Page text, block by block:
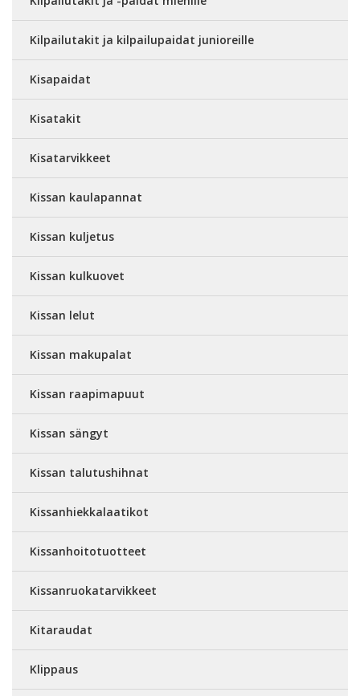
Kilpailutakit ja kilpailupaidat junioreille
Kisapaidat
Kisatakit
Kisatarvikkeet
Kissan kaulapannat
Kissan kuljetus
Kissan kulkuovet
Kissan lelut
Kissan makupalat
Kissan raapimapuut
Kissan sängyt
Kissan talutushihnat
Kissanhiekkalaatikot
Kissanhoitotuotteet
Kissanruokatarvikkeet
Kitaraudat
Klippaus